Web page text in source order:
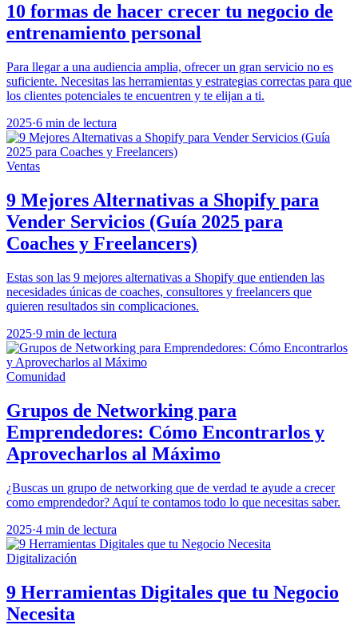
10 formas de hacer crecer tu negocio de
entrenamiento personal
Para llegar a una audiencia amplia, ofrecer un gran servicio no es
suficiente. Necesitas las herramientas y estrategias correctas para que
los clientes potenciales te encuentren y te elijan a ti.
2025·6 min de lectura
Ventas
9 Mejores Alternativas a Shopify para
Vender Servicios (Guía 2025 para
Coaches y Freelancers)
Estas son las 9 mejores alternativas a Shopify que entienden las
necesidades únicas de coaches, consultores y freelancers que
quieren resultados sin complicaciones.
2025·9 min de lectura
Comunidad
Grupos de Networking para
Emprendedores: Cómo Encontrarlos y
Aprovecharlos al Máximo
¿Buscas un grupo de networking que de verdad te ayude a crecer
como emprendedor? Aquí te contamos todo lo que necesitas saber.
2025·4 min de lectura
Digitalización
9 Herramientas Digitales que tu Negocio
Necesita